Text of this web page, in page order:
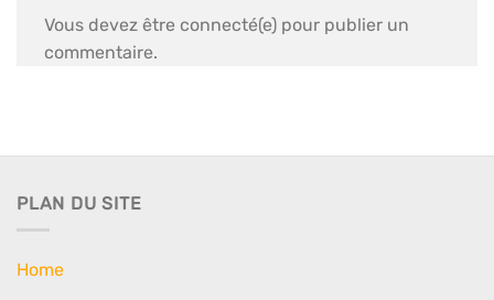
Vous devez être connecté(e) pour publier un
commentaire.
PLAN DU SITE
Home